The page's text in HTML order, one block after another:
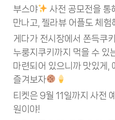
부스야
사전 공모전을 통
만나고, 젤라뷰 어플도 체험
게다가 전시장에서 쫀득쿠
누룽지쿠키까지 먹을 수 있
마련되어 있으니까 맛있게,
즐겨보자
티켓은 9월 11일까지 사전
원이야!